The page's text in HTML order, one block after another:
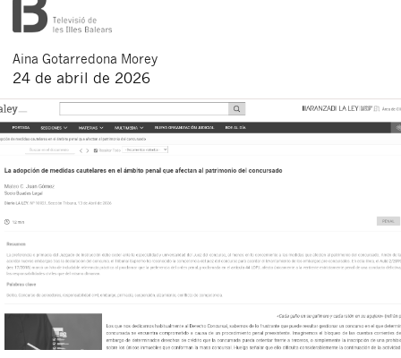
Aina Gotarredona Morey
24 de abril de 2026